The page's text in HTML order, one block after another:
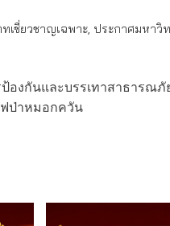
เชี่ยวชาญเฉพาะ, ประกาศมหาวิ
องกันและบรรเทาสาธารณภั
ป่าหมอกควัน